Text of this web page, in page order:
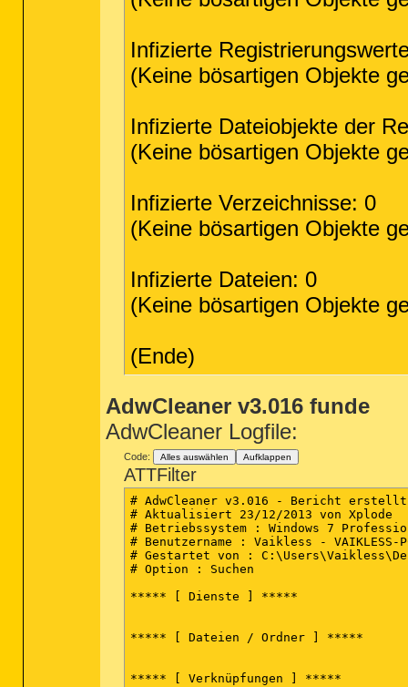
==================== Drivers
S1 AsIO;
R1 dtsoftbus01;
S3 LADF_DHP2;
S3 LADF_SBVM;
S0 MpFilter;
R3 MTsensor;
S2 NisDrv;
S3 nvvad_WaveExtensible;
S3 RimUsb;
R3 tap0901t;
R3 yukonw7;
==================== One Month
2014-01-02 13:17 - 2014-01-02 13:17 -
2014-01-02 13:15 - 2014-01-02 13:15 -
2014-01-02 12:26 - 2014-01-02 12:26 -
2014-01-02 12:22 - 2014-01-02 12:22 -
2014-01-02 12:19 - 2014-01-02 12:19 -
2014-01-02 12:16 - 2014-01-02 12:23 -
2014-01-02 12:13 - 2014-01-02 12:13 -
2014-01-02 12:13 - 2014-01-02 12:13 -
2014-01-02 07:57 - 2014-01-02 07:57 -
2014-01-01 23:03 - 2014-01-01 23:03
Infizierte
(Keine bösartigen Objekte
Infizierte Dateiobjekte der
(Keine bösartigen Objekte
Infizierte Verzeichnisse: 0
(Keine bösartigen Objekte
Infizierte Dateien: 0
(Keine bösartigen Objekte
(Ende)
AdwCleaner v3.016 funde
AdwCleaner Logfile:
Code: Alles auswählen Aufklappen
ATTFilter
# AdwCleaner v3.016 - Bericht erstellt
# Aktualisiert 23/12/2013 von Xplode
# Betriebssystem : Windows 7
# Benutzername : Vaikless - VAIKLESS-
# Gestartet von :
# Option : Suchen
***** [ Dienste ] *****
***** [ Dateien / Ordner ] *****
***** [ Verknüpfungen ] *****